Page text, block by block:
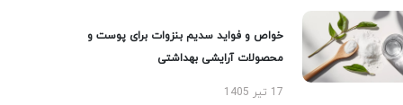
خواص و فواید سدیم بنزوات برای پوست و
محصولات آرایشی بهداشتی
17 تیر 1405